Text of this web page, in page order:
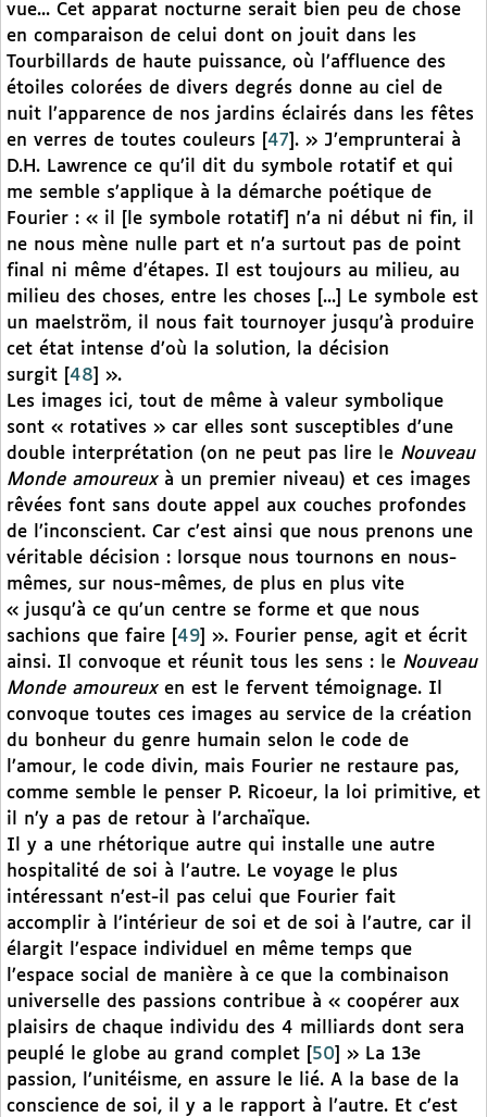
vue... Cet apparat nocturne serait bien peu de chose
en comparaison de celui dont on jouit dans les
Tourbillards de haute puissance, où l’affluence des
étoiles colorées de divers degrés donne au ciel de
nuit l’apparence de nos jardins éclairés dans les fêtes
en verres de toutes couleurs
47 . » J’emprunterai à
D.H. Lawrence ce qu’il dit du symbole rotatif et qui
me semble s’applique à la démarche poétique de
Fourier : « il [le symbole rotatif] n’a ni début ni fin, il
ne nous mène nulle part et n’a surtout pas de point
final ni même d’étapes. Il est toujours au milieu, au
milieu des choses, entre les choses [...] Le symbole est
un maelström, il nous fait tournoyer jusqu’à produire
cet état intense d’où la solution, la décision
surgit
48
».
Les images ici, tout de même à valeur symbolique
sont « rotatives » car elles sont susceptibles d’une
double interprétation (on ne peut pas lire le Nouveau
Monde amoureuxà un premier niveau) et ces images
rêvées font sans doute appel aux couches profondes
de l’inconscient. Car c’est ainsi que nous prenons une
véritable décision : lorsque nous tournons en nous-
mêmes, sur nous-mêmes, de plus en plus vite
« jusqu’à ce qu’un centre se forme et que nous
sachions que faire
49
». Fourier pense, agit et écrit
ainsi. Il convoque et réunit tous les sens : le Nouveau
Monde amoureuxen est le fervent témoignage. Il
convoque toutes ces images au service de la création
du bonheur du genre humain selon le code de
l’amour, le code divin, mais Fourier ne restaure pas,
comme semble le penser P. Ricoeur, la loi primitive, et
il n’y a pas de retour à l’archaïque.
Il y a une rhétorique autre qui installe une autre
hospitalité de soi à l’autre. Le voyage le plus
intéressant n’est-il pas celui que Fourier fait
accomplir à l’intérieur de soi et de soi à l’autre, car il
élargit l’espace individuel en même temps que
l’espace social de manière à ce que la combinaison
universelle des passions contribue à « coopérer aux
plaisirs de chaque individu des 4 milliards dont sera
peuplé le globe au grand complet
50
» La 13e
passion, l’unitéisme, en assure le lié. A la base de la
conscience de soi, il y a le rapport à l’autre. Et c’est